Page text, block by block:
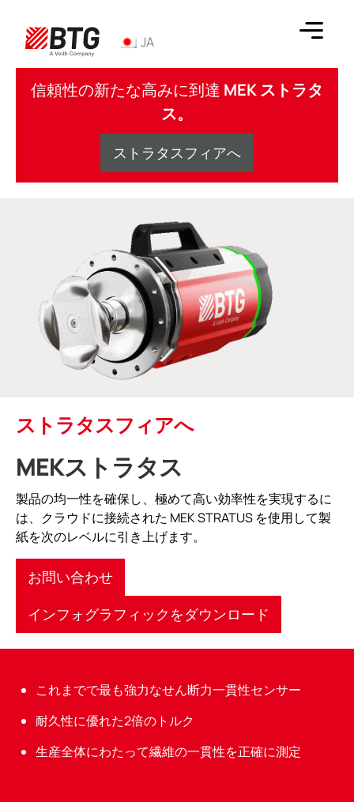
JA
信頼性の新たな高みに到達 MEK ストラタ
ス。
ストラタスフィアへ
ストラタスフィアへ
MEKストラタス
製品の均一性を確保し、極めて高い効率性を実現するに
は、クラウドに接続された MEK STRATUS を使用して製
紙を次のレベルに引き上げます。
お問い合わせ
インフォグラフィックをダウンロード
これまでで最も強力なせん断力一貫性センサー
耐久性に優れた2倍のトルク
生産全体にわたって繊維の一貫性を正確に測定